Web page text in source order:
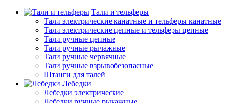
Тали и тельферы
Тали электрические канатные и тельферы канатные
Тали электрические цепные и тельферы цепные
Тали ручные цепные
Тали ручные рычажные
Тали ручные червячные
Тали ручные взрывобезопасные
Штанги для талей
Лебедки
Лебедки электрические
Лебедки ручные рычажные